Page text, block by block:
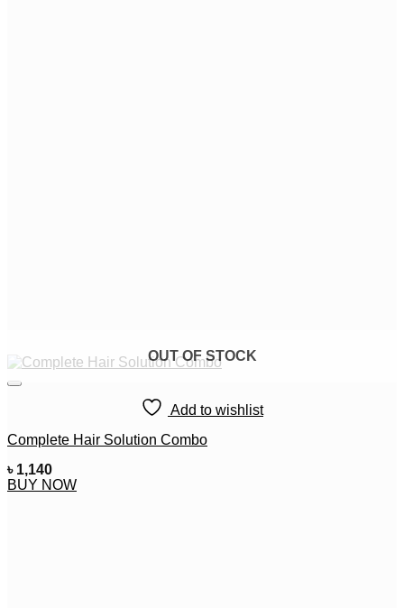
Add to wishlist
Complete Hair Solution Combo
৳1,140
BUY NOW
OUT OF STOCK